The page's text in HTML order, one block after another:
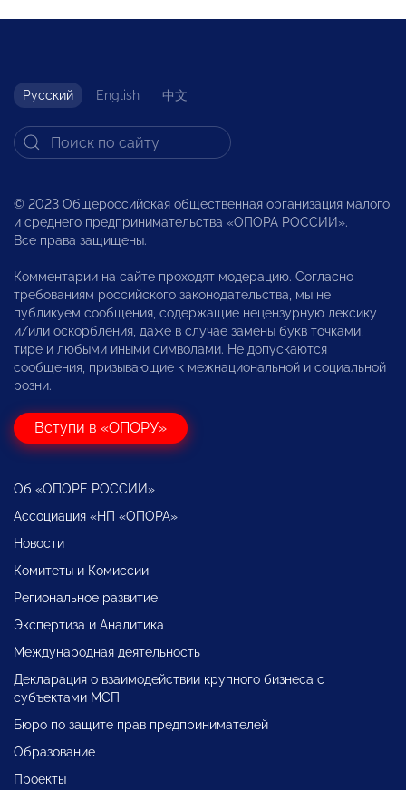
Русский English 中文
© 2023 Общероссийская общественная организация малого
и среднего предпринимательства «ОПОРА РОССИИ».
Все права защищены.
Комментарии на сайте проходят модерацию. Согласно
требованиям российского законодательства, мы не
публикуем сообщения, содержащие нецензурную лексику
и/или оскорбления, даже в случае замены букв точками,
тире и любыми иными символами. Не допускаются
сообщения, призывающие к межнациональной и социальной
розни.
Вступи в «ОПОРУ»
Об «ОПОРЕ РОССИИ»
Ассоциация «НП «ОПОРА»
Новости
Комитеты и Комиссии
Региональное развитие
Экспертиза и Аналитика
Международная деятельность
Декларация о взаимодействии крупного бизнеса с
субъектами МСП
Бюро по защите прав предпринимателей
Образование
Проекты